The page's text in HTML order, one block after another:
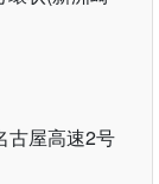
屋高速2号